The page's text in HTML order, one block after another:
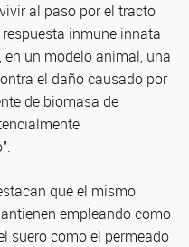
al paso por el tracto
inmune innata
un modelo animal, una
el daño causado por
de biomasa de
que el mismo
empleando como
suero como el permeado